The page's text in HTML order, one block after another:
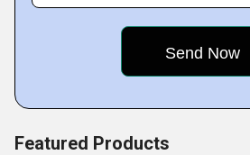
Featured Products